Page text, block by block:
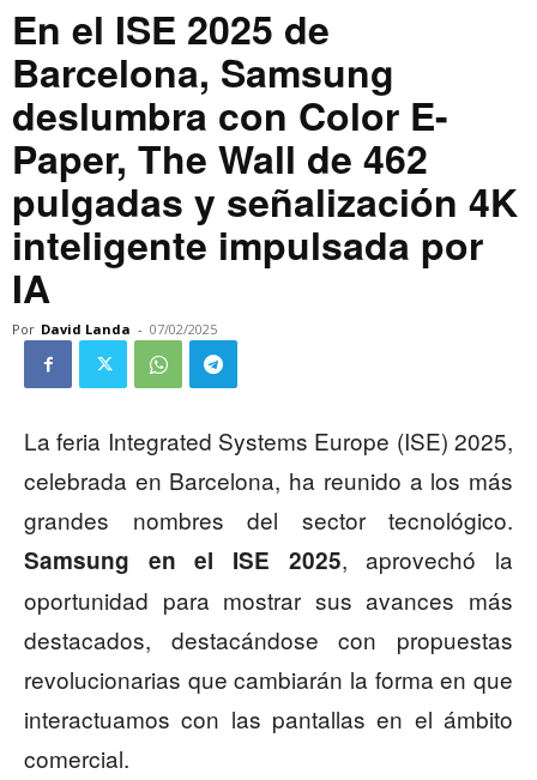
En el ISE 2025 de
Barcelona, Samsung
deslumbra con Color E-
Paper, The Wall de 462
pulgadas y señalización 4K
inteligente impulsada por
IA
Por David Landa - 07/02/2025
La feria Integrated Systems Europe (ISE) 2025,
celebrada en Barcelona, ha reunido a los más
grandes nombres del sector tecnológico.
Samsung en el ISE 2025, aprovechó la
oportunidad para mostrar sus avances más
destacados, destacándose con propuestas
revolucionarias que cambiarán la forma en que
interactuamos con las pantallas en el ámbito
comercial.